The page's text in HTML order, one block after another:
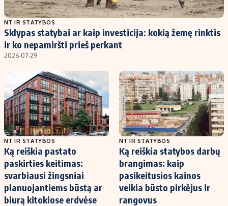
Populiarios temos
Investavimas
Akcijų rinka
Saulės elektrinės
Kriptovaliutos
Infliacija
Migracija
Titulinis
Nedarbo išmokos skaičiuoklė
Indėlių skaičiuoklė
Būsto finansai
Įdomios naujienos
Redakcija
Apie mus
Redakcijos politika
Privatumo politika
NT IR STATYBOS
Sklypas statybai ar kaip investicija: kokią žemę rinktis
ir ko nepamiršti prieš perkant
2026-07-29
NT IR STATYBOS
Ką reiškia pastato
paskirties keitimas:
svarbiausi žingsniai
planuojantiems būstą ar
biurą kitokiose erdvėse
NT IR STATYBOS
Ką reiškia statybos darbų
brangimas: kaip
pasikeitusios kainos
veikia būsto pirkėjus ir
rangovus